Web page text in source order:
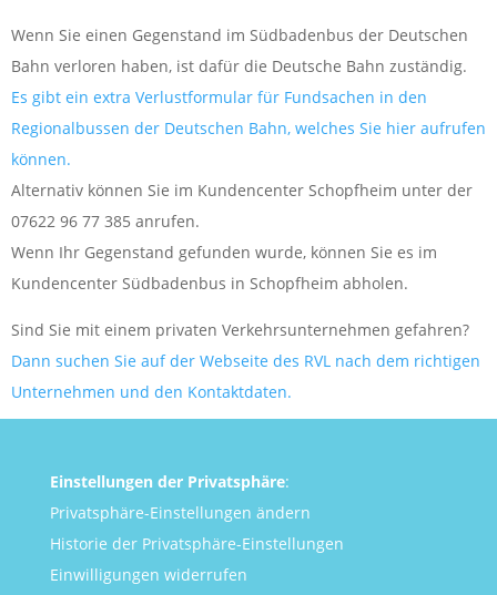
Wenn Sie einen Gegenstand im Südbadenbus der Deutschen
Bahn verloren haben, ist dafür die Deutsche Bahn zuständig.
Es gibt ein extra Verlustformular für Fundsachen in den
Regionalbussen der Deutschen Bahn, welches Sie hier aufrufen
können.
Alternativ können Sie im Kundencenter Schopfheim unter der
07622 96 77 385 anrufen.
Wenn Ihr Gegenstand gefunden wurde, können Sie es im
Kundencenter Südbadenbus in Schopfheim abholen.
Sind Sie mit einem privaten Verkehrsunternehmen gefahren?
Dann suchen Sie auf der Webseite des RVL nach dem richtigen
Unternehmen und den Kontaktdaten.
Einstellungen der Privatsphäre:
Privatsphäre-Einstellungen ändern
Historie der Privatsphäre-Einstellungen
Einwilligungen widerrufen